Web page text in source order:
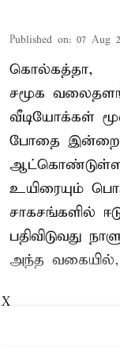
Published on: 07 Aug
கொல்கத்தா,
சமூக
வீடியோக்கள்
போதை
உயிரையும்
சாகசங்களில்
பதிவிடுவது
அந்த
X